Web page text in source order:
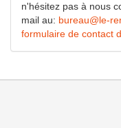
n'hésitez pas à nous
mail au: bureau@le-
formulaire de contact